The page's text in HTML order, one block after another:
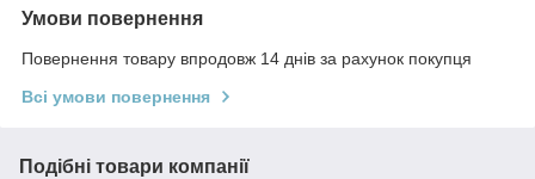
Умови повернення
Повернення товару впродовж 14 днів за рахунок покупця
Всі умови повернення
Подібні товари компанії